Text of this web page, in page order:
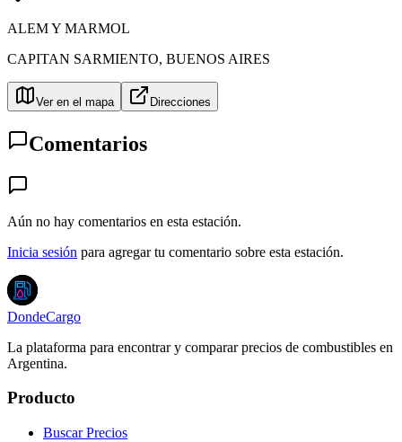
ALEM Y MARMOL
CAPITAN SARMIENTO, BUENOS AIRES
Ver en el mapa Direcciones
Comentarios
Aún no hay comentarios en esta estación.
Inicia sesión para agregar tu comentario sobre esta estación.
DondeCargo
La plataforma para encontrar y comparar precios de combustibles en
Argentina.
Producto
Buscar Precios